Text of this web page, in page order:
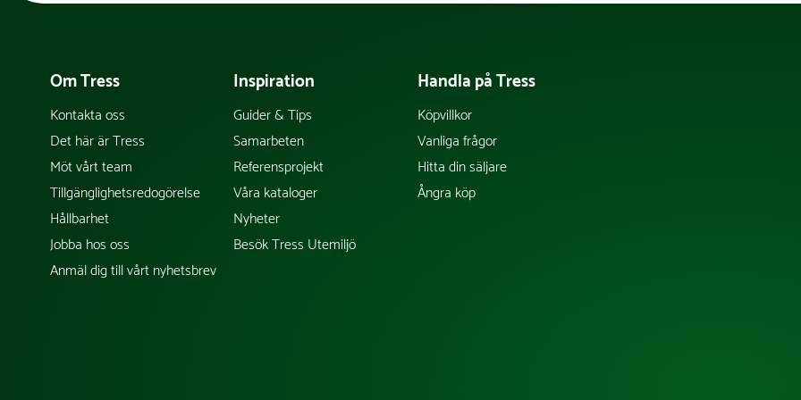
Om Tress
Kontakta oss
Det här är Tress
Möt vårt team
Tillgänglighetsredogörelse
Hållbarhet
Jobba hos oss
Anmäl dig till vårt nyhetsbrev
Inspiration
Guider & Tips
Samarbeten
Referensprojekt
Våra kataloger
Nyheter
Besök Tress Utemiljö
Handla på Tress
Köpvillkor
Vanliga frågor
Hitta din säljare
Ångra köp